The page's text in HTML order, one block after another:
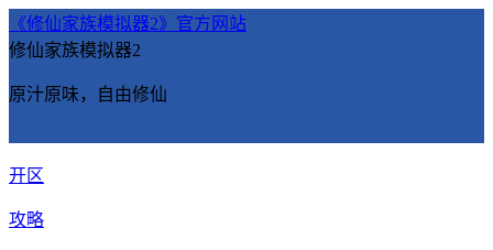
《修仙家族模拟器2》官方网站
修仙家族模拟器2
原汁原味，自由修仙
开区
攻略